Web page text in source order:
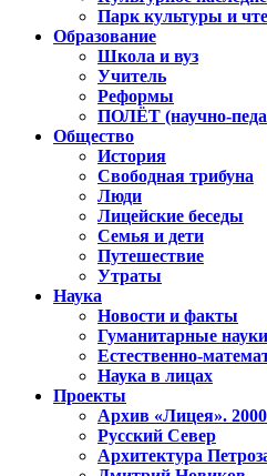
Парк культуры и
Образование
Школа и вуз
Учитель
Реформы
ПОЛЁТ (научно-
Общество
История
Свободная трибуна
Люди
Лицейские беседы
Семья и дети
Путешествие
Утраты
Наука
Новости и факты
Гуманитарные науки
Естественно-
Наука в лицах
Проекты
Архив «Лицея».
Русский Север
Архитектура